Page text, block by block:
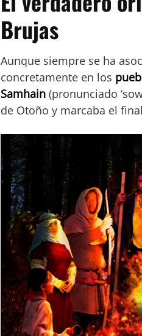
Brujas
Aunque siempre se ha
concretamente en los
Samhain (pronunciado
de Otoño y marcaba el